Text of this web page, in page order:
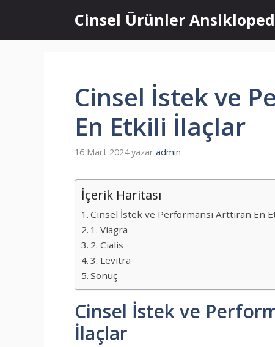
Cinsel Ürünler
Cinsel İstek ve
En Etkili İlaçlar
16 Mart 2024 yazar admin
İçerik Haritası
Cinsel İstek ve Performansı Arttıran En
1. Viagra
2. Cialis
3. Levitra
Sonuç
Cinsel İstek ve
İlaçlar